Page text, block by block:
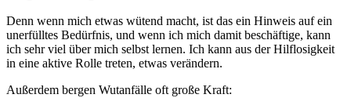
Denn wenn mich etwas wütend macht, ist das ein Hinweis auf ein
unerfülltes Bedürfnis, und wenn ich mich damit beschäftige, kann
ich sehr viel über mich selbst lernen. Ich kann aus der Hilflosigkeit
in eine aktive Rolle treten, etwas verändern.
Außerdem bergen Wutanfälle oft große Kraft: